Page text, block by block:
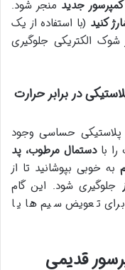
جدید منجر شود.
کنید (با استفاده از یک
شوک الکتریکی جلوگیری
در برابر حرارت
پلاستیکی حساسی وجود
را بادستمال مرطوب، پد
به خوبی بپوشانید تا از
جلوگیری شود. این گام
تعویض سیم ها یا